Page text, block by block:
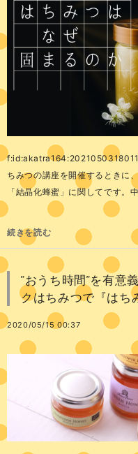
ちみつの講座を開催するときに
「結晶化蜂蜜」に関してです。
続きを読む
”おうち時間”を有意
クはちみつで『はち
2020/05/15 00:37